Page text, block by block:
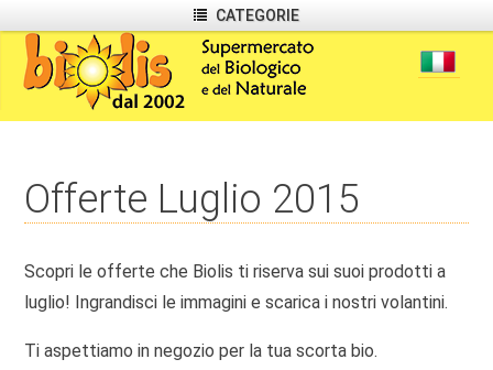
CATEGORIE
Offerte Luglio 2015
Scopri le offerte che Biolis ti riserva sui suoi prodotti a
luglio! Ingrandisci le immagini e scarica i nostri volantini.
Ti aspettiamo in negozio per la tua scorta bio.